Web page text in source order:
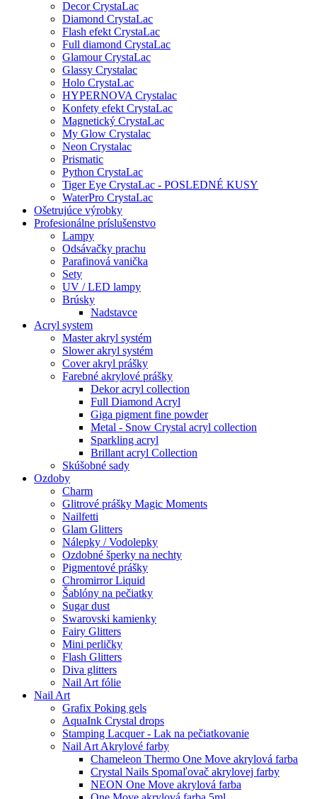
Decor CrystaLac
Diamond CrystaLac
Flash efekt CrystaLac
Full diamond CrystaLac
Glamour CrystaLac
Glassy Crystalac
Holo CrystaLac
HYPERNOVA Crystalac
Konfety efekt CrystaLac
Magnetický CrystaLac
My Glow Crystalac
Neon Crystalac
Prismatic
Python CrystaLac
Tiger Eye CrystaLac - POSLEDNÉ KUSY
WaterPro CrystaLac
Ošetrujúce výrobky
Profesionálne príslušenstvo
Lampy
Odsávačky prachu
Parafinová vanička
Sety
UV / LED lampy
Brúsky
Nadstavce
Acryl system
Master akryl systém
Slower akryl systém
Cover akryl prášky
Farebné akrylové prášky
Dekor acryl collection
Full Diamond Acryl
Giga pigment fine powder
Metal - Snow Crystal acryl collection
Sparkling acryl
Brillant acryl Collection
Skúšobné sady
Ozdoby
Charm
Glitrové prášky Magic Moments
Nailfetti
Glam Glitters
Nálepky / Vodolepky
Ozdobné šperky na nechty
Pigmentové prášky
Chromirror Liquid
Šablóny na pečiatky
Sugar dust
Swarovski kamienky
Fairy Glitters
Mini perličky
Flash Glitters
Diva glitters
Nail Art fólie
Nail Art
Grafix Poking gels
AquaInk Crystal drops
Stamping Lacquer - Lak na pečiatkovanie
Nail Art Akrylové farby
Chameleon Thermo One Move akrylová farba
Crystal Nails Spomaľovač akrylovej farby
NEON One Move akrylová farba